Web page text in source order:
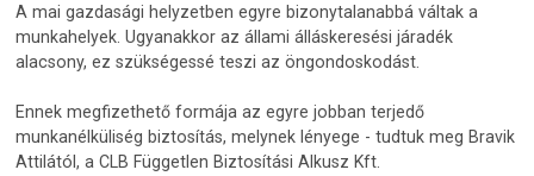
A mai gazdasági helyzetben egyre bizonytalanabbá váltak a
munkahelyek. Ugyanakkor az állami álláskeresési járadék
alacsony, ez szükségessé teszi az öngondoskodást.
Ennek megfizethető formája az egyre jobban terjedő
munkanélküliség biztosítás, melynek lényege - tudtuk meg Bravik
Attilától, a CLB Független Biztosítási Alkusz Kft.